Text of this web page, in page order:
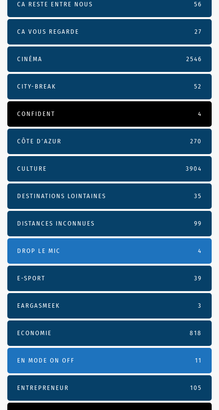
CA RESTE ENTRE NOUS 56
CA VOUS REGARDE 27
CINÉMA 2546
CITY-BREAK 52
CONFIDENT 4
CÔTE D’AZUR 270
CULTURE 3904
DESTINATIONS LOINTAINES 35
DISTANCES INCONNUES 99
DROP LE MIC 4
E-SPORT 39
EARGASMEEK 3
ECONOMIE 818
EN MODE ON OFF 11
ENTREPRENEUR 105